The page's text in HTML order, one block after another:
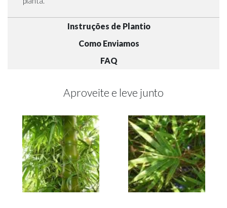
Instruções de Plantio
Como Enviamos
FAQ
Aproveite e leve junto